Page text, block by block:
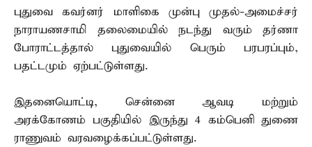
புதுவை கவர்னர் மாளிகை முன்பு முதல்-அமைச்சர்
நாராயணசாமி தலைமையில் நடந்து வரும் தர்ணா
போராட்டத்தால் புதுவையில் பெரும் பரபரப்பும்,
பதட்டமும் ஏற்பட்டுள்ளது.
இதனையொட்டி, சென்னை ஆவடி மற்றும்
அரக்கோணம் பகுதியில் இருந்து 4 கம்பெனி துணை
ராணுவம் வரவழைக்கப்பட்டுள்ளது.